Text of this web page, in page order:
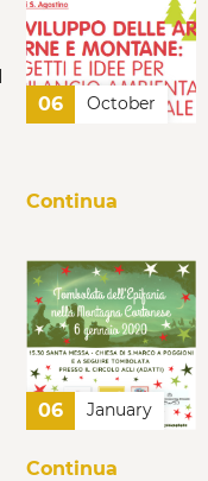
06 October
Continua
06 January
Continua